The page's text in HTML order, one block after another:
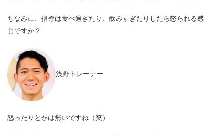
ちなみに、指導は食べ過ぎたり、飲みすぎたりしたら怒られる感
じですか？
浅野トレーナー
怒ったりとかは無いですね（笑）